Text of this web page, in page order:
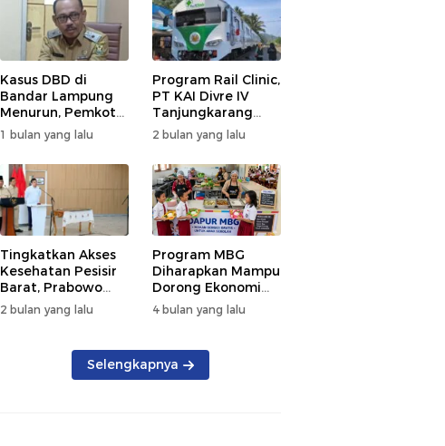
Kasus DBD di
Bandar Lampung
Menurun, Pemkot
Genjot PSN
Wujudkan Nol
Kematian
1 bulan yang lalu
Program Rail Clinic,
PT KAI Divre IV
Tanjungkarang
Beri Layanan
Kesehatan Gratis
250 Warga
2 bulan yang lalu
Tingkatkan Akses
Kesehatan Pesisir
Barat, Prabowo
Resmikan RSUD KH
Muhammad Thohir
2 bulan yang lalu
Program MBG
Diharapkan Mampu
Dorong Ekonomi
Daerah, DPRD
Lampung Tekankan
Produk Lokal
4 bulan yang lalu
Selengkapnya